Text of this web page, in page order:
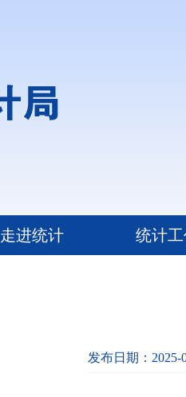
走进统计 统计
发布日期：2025-